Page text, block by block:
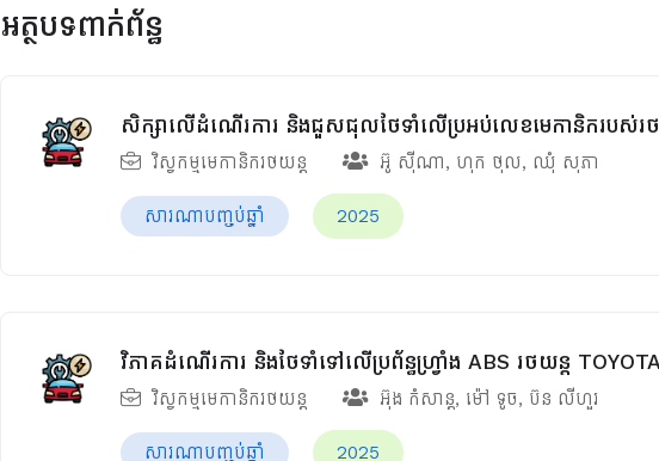
អត្ថបទពាក់ព័ន្ធ
សិក្សាលើដំណើរការ និងជួសជុលថែទាំលើប្រអប់លេខមេកានិករបស់រថ
វិស្វកម្មមេកានិករថយន្ត អ៊ូ ស៊ីណា, ហុក ថុល, ឈុំ សុភា
សារណាបញ្ចប់ឆ្នាំ 2025
វិភាគដំណើរការ និងថែទាំទៅលើប្រព័ន្ធហ្វ្រាំង ABS រថយន្ត
វិស្វកម្មមេកានិករថយន្ត អ៊ុង កំសាន្ត, ម៉ៅ ទូច, ប៊ន លីហួរ
សារណាបញ្ចប់ឆ្នាំ 2025